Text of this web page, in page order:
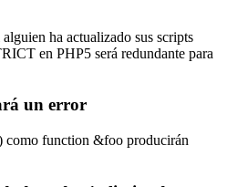
ha actualizado sus scripts
en PHP5 será redundante para
un error
como function &foo producirán